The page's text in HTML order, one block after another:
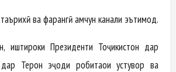
ва фарҳангӣ ҳамчун канали эътимод.
иштироки Президенти Тоҷикистон дар
Теҳрон эҷоди робитаҳои устувор ва